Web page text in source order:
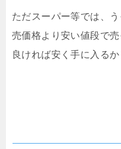
ただスーパー等では、
売価格より安い値段で
良ければ安く手に入るか